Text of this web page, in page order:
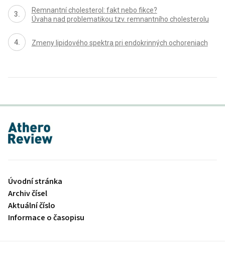
Remnantní cholesterol: fakt nebo fikce?
Úvaha nad problematikou tzv. remnantního cholesterolu
Zmeny lipidového spektra pri endokrinných ochoreniach
proLékaře.cz
Úvodní stránka
Archiv čísel
Aktuální číslo
Informace o časopisu